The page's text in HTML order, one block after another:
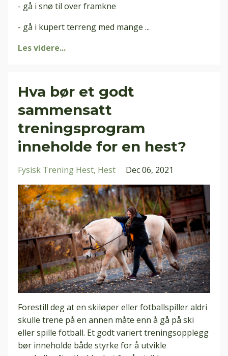
- gå i snø til over framkne
- gå i kupert terreng med mange ...
Les videre...
Hva bør et godt
sammensatt
treningsprogram
inneholde for en hest?
Fysisk Trening Hest Hest Dec 06, 2021
Forestill deg at en skiløper eller fotballspiller aldri
skulle trene på en annen måte enn å gå på ski
eller spille fotball. Et godt variert treningsopplegg
bør inneholde både styrke for å utvikle